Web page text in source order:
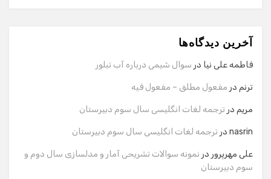
آخرین دیدگاه‌ها
فاطمه علی نیا در سوال شیمی درباره آب تبلور
ترنم در مفعول مطلق – مفعول فیه
مریم در ترجمه لغات انگلیسی سال سوم دبیرستان
nasrin در ترجمه لغات انگلیسی سال سوم دبیرستان
علی مهرپرور در نمونه سوالات تشریحی آمار و مدلسازی سال دوم و
سوم دبیرستان
سلام! برای شروع گفت‌وگو لطفاً شماره تماس یا ایمیل خود را
وارد کنید.
ایمیل